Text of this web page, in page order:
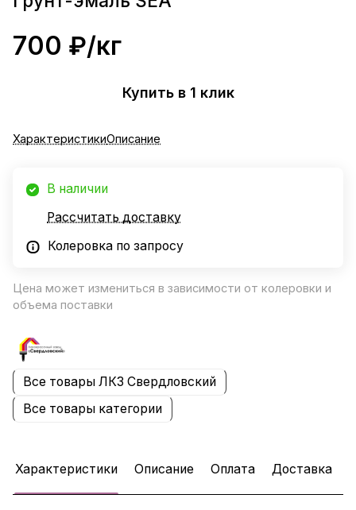
700 ₽/кг
Купить в 1 клик
ХарактеристикиОписание
В наличии
Рассчитать доставку
Колеровка по запросу
Цена может измениться в зависимости от колеровки и
объема поставки
Все товары ЛКЗ Свердловский
Все товары категории
Характеристики Описание Оплата Доставка